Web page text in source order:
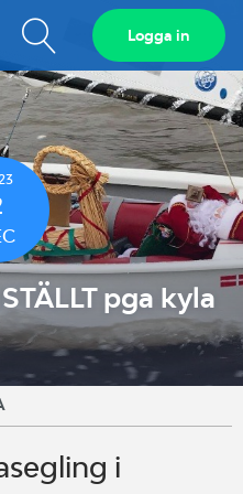
Visa
sökfält
Logga in
pga kyla
i